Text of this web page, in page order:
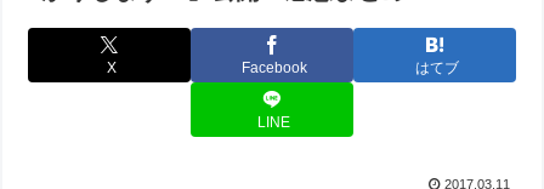
X Facebook はてブ
LINE
2017.03.11